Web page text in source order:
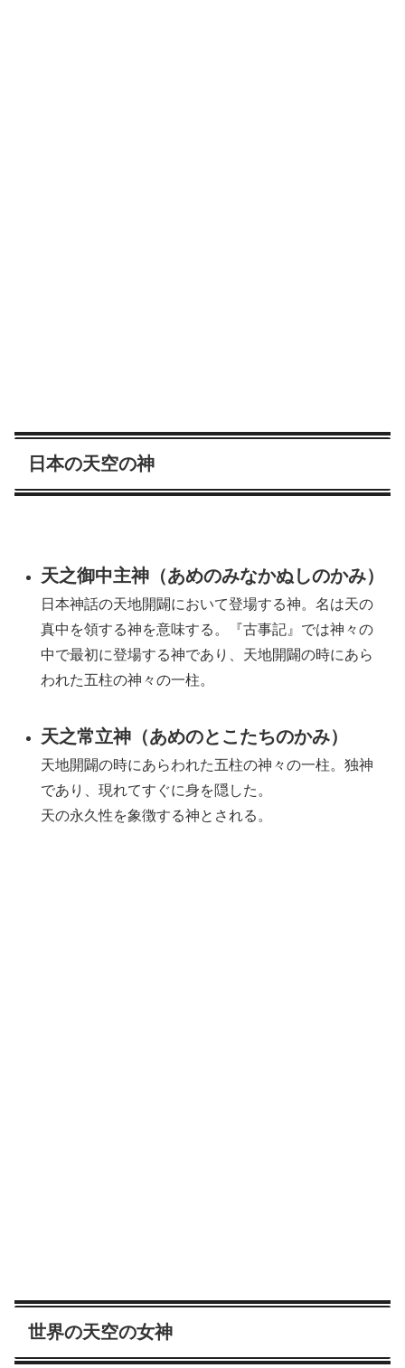
日本の天空の神
天之御中主神（あめのみなかぬしのかみ）
日本神話の天地開闢において登場する神。名は天の
真中を領する神を意味する。『古事記』では神々の
中で最初に登場する神であり、天地開闢の時にあら
われた五柱の神々の一柱。
天之常立神（あめのとこたちのかみ）
天地開闢の時にあらわれた五柱の神々の一柱。独神
であり、現れてすぐに身を隠した。
天の永久性を象徴する神とされる。
世界の天空の女神